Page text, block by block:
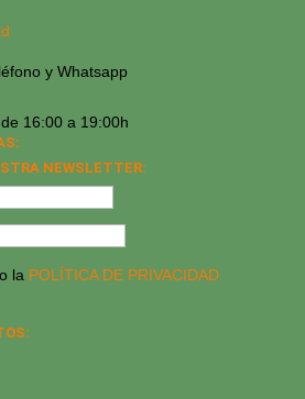
y Whatsapp
16:00 a 19:00h
NEWSLETTER:
la POLÍTICA DE PRIVACIDAD